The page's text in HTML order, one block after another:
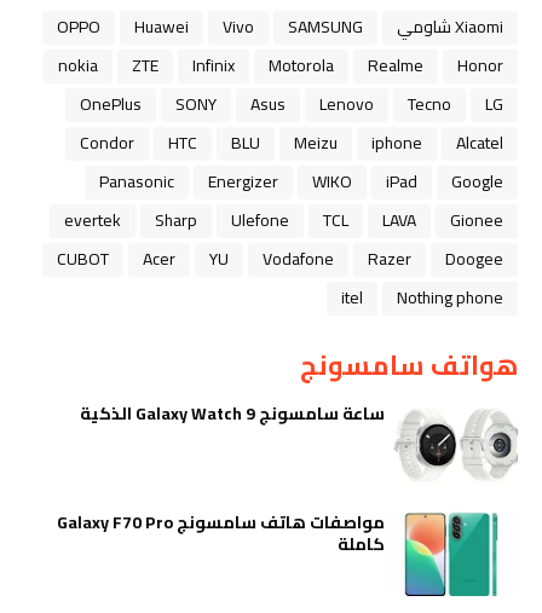
Xiaomi شاومي SAMSUNG
Vivo
Huawei
OPPO
Honor
Realme
Motorola
Infinix
ZTE
nokia
LG
Tecno
Lenovo
Asus
SONY
OnePlus
Alcatel
iphone
Meizu
BLU
HTC
Condor
Google
iPad
WIKO
Energizer
Panasonic
Gionee
LAVA
TCL
Ulefone
Sharp
evertek
Doogee
Razer
Vodafone
YU
Acer
CUBOT
Nothing phone
itel
هواتف سامسونج
ساعة سامسونج Galaxy Watch 9 الذكية
مواصفات هاتف سامسونج Galaxy F70 Pro
كاملة